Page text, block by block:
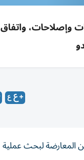
وإصلاحات، واتفاق
المعارضة لبحث عملية